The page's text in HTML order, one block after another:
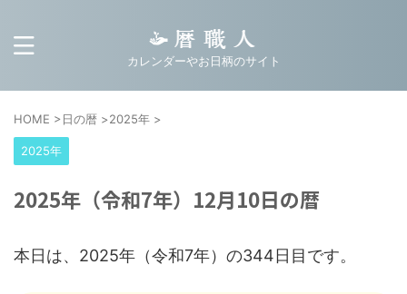
カレンダーやお日柄のサイト
HOME >日の暦 >2025年 >
2025年
2025年（令和7年）12月10日の暦
本日は、2025年（令和7年）の344日目です。